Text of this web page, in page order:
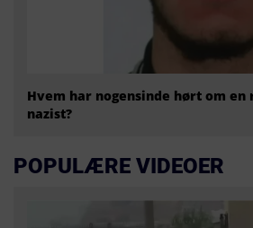
Hvem har nogensinde hørt om
nazist?
POPULÆRE VIDEOER